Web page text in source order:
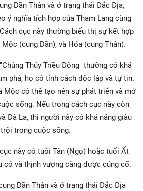
Dần Thân và ở trạng thái Đắc Địa,
ý nghĩa tích hợp của Tham Lang cùng
cục này thường biểu thị sự kết hợp
(cung Dần), và Hỏa (cung Thân).
Thủy Triều Đông" thường có khả
phá, họ có tính cách độc lập và tự tin.
Mộc có thể tạo nên sự phát triển và mở
sống. Nếu trong cách cục này còn
Đà La, thì người này có khả năng giàu
trong cuộc sống.
này có tuổi Tân (Ngọ) hoặc tuổi Ất
có và thịnh vượng càng được củng cố.
Dần Thân và ở trạng thái Đắc Địa